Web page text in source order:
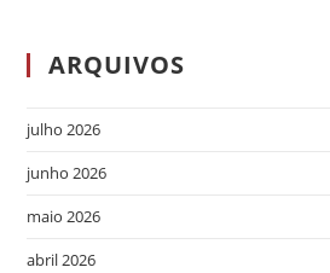
ARQUIVOS
julho 2026
junho 2026
maio 2026
abril 2026